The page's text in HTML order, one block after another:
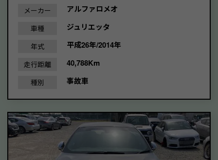
メーカー アルファロメオ
車種 ジュリエッタ
年式 平成26年/2014年
走行距離 40,788Km
種別 事故車